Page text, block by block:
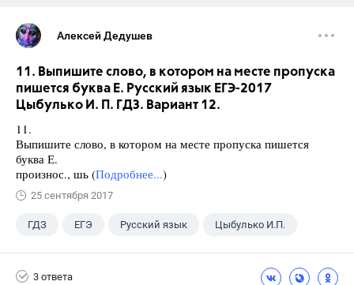
Алексей Дедушев
11. Выпишите слово, в котором на месте пропуска
пишется буква Е. Русский язык ЕГЭ-2017
Цыбулько И. П. ГДЗ. Вариант 12.
11.
Выпишите слово, в котором на месте пропуска пишется
буква Е.
произнос., шь (Подробнее...)
25 сентября 2017
ГДЗ ЕГЭ Русский язык Цыбулько И.П.
3 ответа